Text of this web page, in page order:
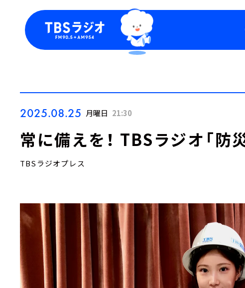
Podcast
2025.08.25 月曜日 21:30
常に備えを！ TBSラジオ「防
TBSラジオプレス